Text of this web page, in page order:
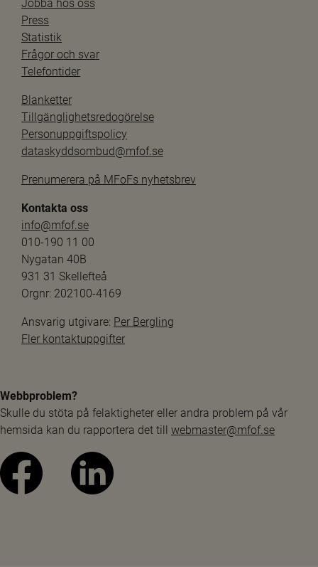
Jobba hos oss
Press
Statistik
Frågor och svar
Telefontider
Blanketter
Tillgänglighetsredogörelse
Personuppgiftspolicy
dataskyddsombud@mfof.se
Prenumerera på MFoFs nyhetsbrev
Kontakta oss
info@mfof.se
010-190 11 00
Nygatan 40B
931 31 Skellefteå
Orgnr: 202100-4169
Ansvarig utgivare: Per Bergling
Fler kontaktuppgifter
Webbproblem?
Skulle du stöta på felaktigheter eller andra problem på vår
hemsida kan du rapportera det till webmaster@mfof.se